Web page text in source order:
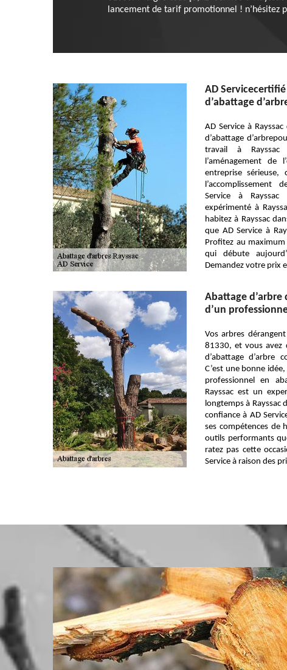
lancement de tarif promotionnel ! n’hésitez
AD
d’abattage
AD Service à
d’abattage
travail à
l’aménagement de
entreprise sérieuse,
l’accomplissement
Service à
expérimenté à
habitez à Rayssac
que AD Service à
Profitez au maximum
qui débute
Demandez votre prix
Abattage
d’un
Vos arbres
81330, et vous avez
d’abattage d’arbre
C’est une bonne
professionnel en
Rayssac est un
longtemps à Rayssac
confiance à AD
ses compétences de
outils performants
ratez pas cette
Service à raison des